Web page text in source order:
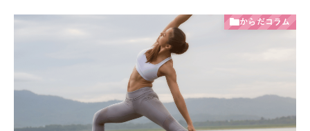
からだコラム